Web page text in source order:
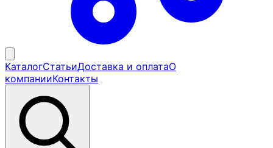
КаталогСтатьиДоставка и оплатаО
компанииКонтакты